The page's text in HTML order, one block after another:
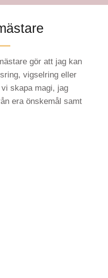
gör att jag kan
vigselring eller
skapa magi, jag
era önskemål samt